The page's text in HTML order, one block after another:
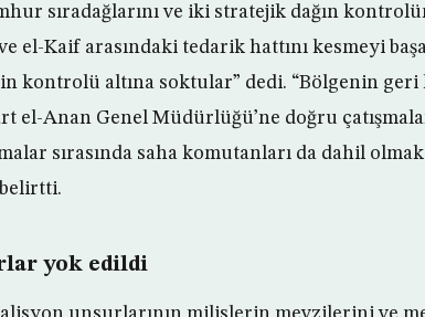
sıradağlarını ve iki stratejik dağın
el-Kaif arasındaki tedarik hattını kesmeyi
kontrolü altına soktular” dedi. “Bölgenin geri
el-Anan Genel Müdürlüğü’ne doğru
sırasında saha komutanları da dahil
yok edildi